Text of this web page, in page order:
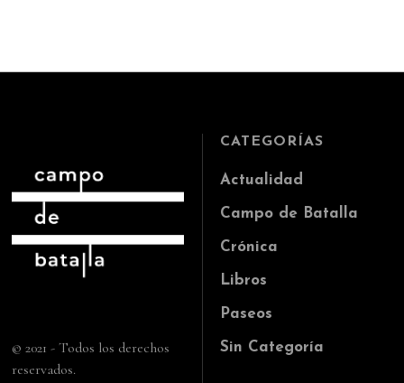
© 2021 - Todos los derechos
reservados.
CATEGORÍAS
Actualidad
Campo de Batalla
Crónica
Libros
Paseos
Sin Categoría